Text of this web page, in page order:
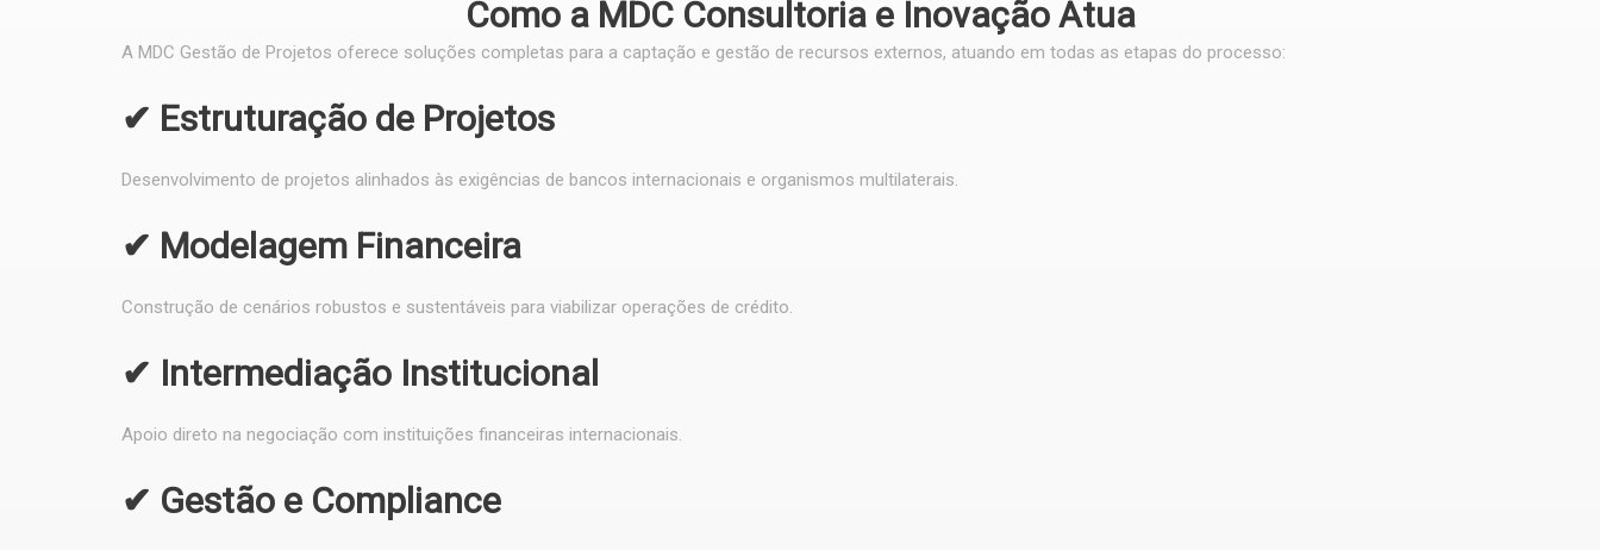
Como a MDC Consultoria e Inovação Atua
A MDC Gestão de Projetos oferece soluções completas para a captação e gestão de recursos externos, atuando em todas as etapas do processo:
✔ Estruturação de Projetos
Desenvolvimento de projetos alinhados às exigências de bancos internacionais e organismos multilaterais.
✔ Modelagem Financeira
Construção de cenários robustos e sustentáveis para viabilizar operações de crédito.
✔ Intermediação Institucional
Apoio direto na negociação com instituições financeiras internacionais.
✔ Gestão e Compliance